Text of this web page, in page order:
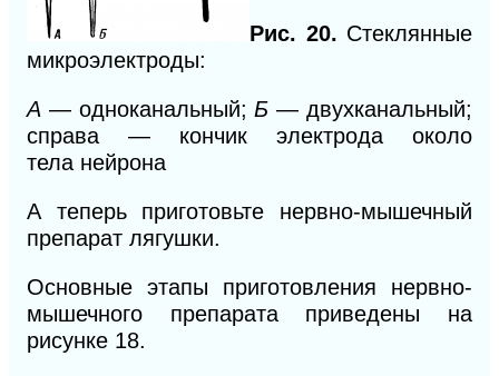
Рис. 20. Стеклянные
микроэлектроды:
А — одноканальный;Б— двухканальный;
справа — кончик электрода около
тела нейрона
А теперь приготовьте нервно-мышечный
препарат лягушки.
Основные этапы приготовления нервно-
мышечного препарата приведены на
рисунке 18.